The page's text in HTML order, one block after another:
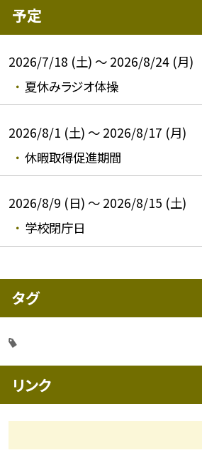
予定
2026/7/18 (土) ～ 2026/8/24 (月)
夏休みラジオ体操
2026/8/1 (土) ～ 2026/8/17 (月)
休暇取得促進期間
2026/8/9 (日) ～ 2026/8/15 (土)
学校閉庁日
タグ
リンク